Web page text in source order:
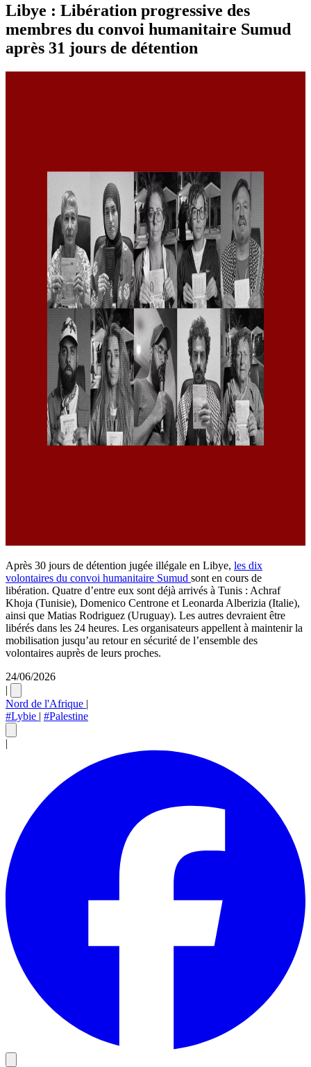
Libye : Libération progressive des
membres du convoi humanitaire Sumud
après 31 jours de détention
Après 30 jours de détention jugée illégale en Libye, les dix
volontaires du convoi humanitaire Sumud sont en cours de
libération. Quatre d’entre eux sont déjà arrivés à Tunis : Achraf
Khoja (Tunisie), Domenico Centrone et Leonarda Alberizia (Italie),
ainsi que Matias Rodriguez (Uruguay). Les autres devraient être
libérés dans les 24 heures. Les organisateurs appellent à maintenir la
mobilisation jusqu’au retour en sécurité de l’ensemble des
volontaires auprès de leurs proches.
24/06/2026
|
Nord de l'Afrique |
#Lybie | #Palestine
|